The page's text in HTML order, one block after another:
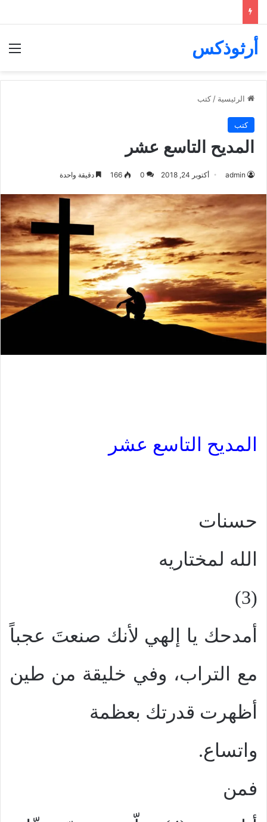
أرثوذكس
الرئيسية / كتب
كتب
المديح التاسع عشر
admin أكتوبر 24, 2018 0
166 دقيقة واحدة
المديح التاسع عشر
حسنات
الله لمختاريه
(3)
أمدحك يا إلهي لأنك صنعتَ عجباً
مع التراب، وفي خليقة من طين
أظهرت قدرتك بعظمة
واتساع.
فمن